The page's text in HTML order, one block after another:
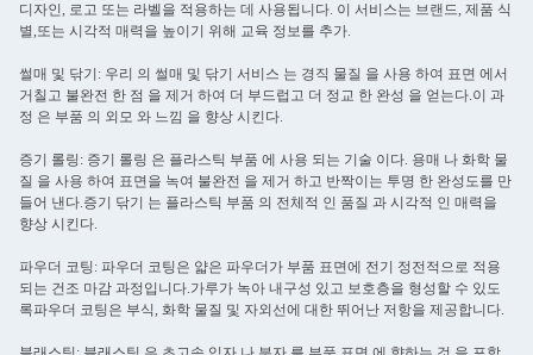
디자인, 로고 또는 라벨을 적용하는 데 사용됩니다. 이 서비스는 브랜드, 제품 식
별,또는 시각적 매력을 높이기 위해 교육 정보를 추가.
썰매 및 닦기: 우리 의 썰매 및 닦기 서비스 는 경직 물질 을 사용 하여 표면 에서
거칠고 불완전 한 점 을 제거 하여 더 부드럽고 더 정교 한 완성 을 얻는다.이 과
정 은 부품 의 외모 와 느낌 을 향상 시킨다.
증기 롤링: 증기 롤링 은 플라스틱 부품 에 사용 되는 기술 이다. 용매 나 화학 물
질 을 사용 하여 표면을 녹여 불완전 을 제거 하고 반짝이는 투명 한 완성도를 만
들어 낸다.증기 닦기 는 플라스틱 부품 의 전체적 인 품질 과 시각적 인 매력을
향상 시킨다.
파우더 코팅: 파우더 코팅은 얇은 파우더가 부품 표면에 전기 정전적으로 적용
되는 건조 마감 과정입니다.가루가 녹아 내구성 있고 보호층을 형성할 수 있도
록파우더 코팅은 부식, 화학 물질 및 자외선에 대한 뛰어난 저항을 제공합니다.